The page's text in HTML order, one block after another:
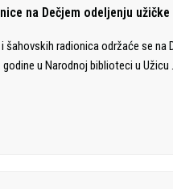
na Dečjem odeljenju
radionica održaće se na
u Narodnoj biblioteci u Užicu